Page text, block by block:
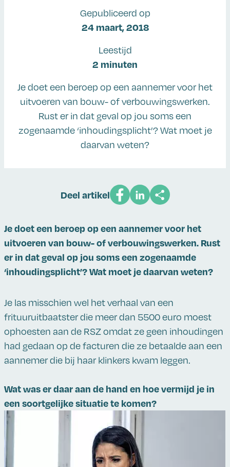
Gepubliceerd op
24 maart, 2018
Leestijd
2 minuten
Je doet een beroep op een aannemer voor het
uitvoeren van bouw- of verbouwingswerken.
Rust er in dat geval op jou soms een
zogenaamde ‘inhoudingsplicht’? Wat moet je
daarvan weten?
Deel artikel
Je doet een beroep op een aannemer voor het
uitvoeren van bouw- of verbouwingswerken. Rust
er in dat geval op jou soms een zogenaamde
‘inhoudingsplicht’? Wat moet je daarvan weten?
Je las misschien wel het verhaal van een
frituuruitbaatster die meer dan 5500 euro moest
ophoesten aan de RSZ omdat ze geen inhoudingen
had gedaan op de facturen die ze betaalde aan een
aannemer die bij haar klinkers kwam leggen.
Wat was er daar aan de hand en hoe vermijd je in
een soortgelijke situatie te komen?